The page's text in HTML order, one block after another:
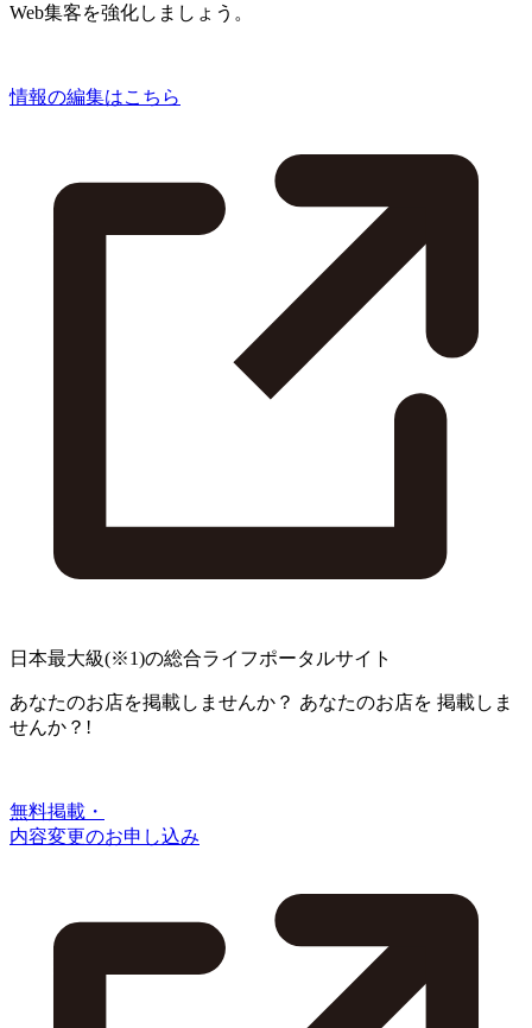
Web集客を強化しましょう。
情報の編集はこちら
日本最大級(※1)の総合ライフポータルサイト
あなたのお店を掲載しませんか？ あなたのお店を 掲載しま
せんか？!
無料掲載・
内容変更のお申し込み